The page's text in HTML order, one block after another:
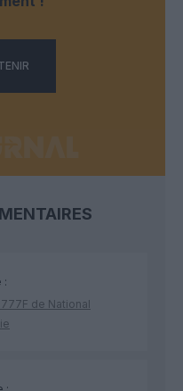
:
de National